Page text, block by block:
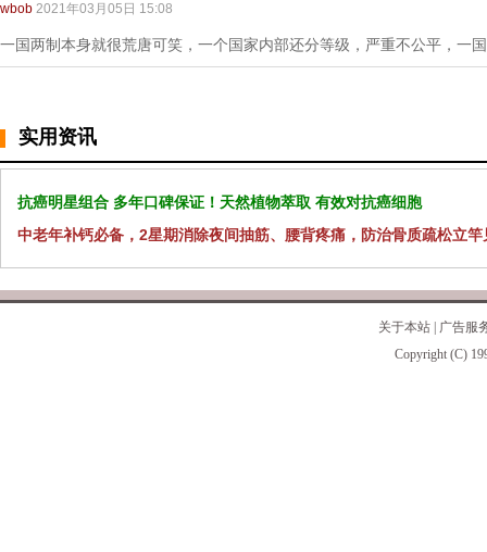
wbob 2021年03月05日 15:08
一国两制本身就很荒唐可笑，一个国家内部还分等级，严重不公平，一
实用资讯
抗癌明星组合 多年口碑保证！天然植物萃取 有效对抗癌细胞
中老年补钙必备，2星期消除夜间抽筋、腰背疼痛，防治骨质疏松立竿
关于本站
广告服
Copyright (C)